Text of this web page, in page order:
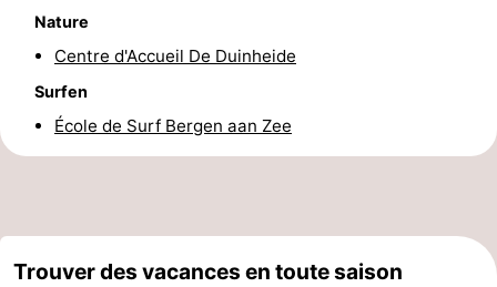
Églises
Points
vue
Attractions
Terrains
jeux
-
de
&
Nature
Nature
Centre d'Accueil De Duinheide
Surfen
École de Surf Bergen aan Zee
Trouver des vacances en toute saison